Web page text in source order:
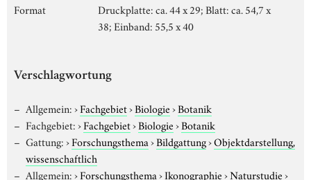
Format
Druckplatte: ca. 44 x 29; Blatt: ca. 54,7 x
38; Einband: 55,5 x 40
Verschlagwortung
Allgemein:›Fachgebiet›Biologie›Botanik
Fachgebiet:›Fachgebiet›Biologie›Botanik
Gattung:›Forschungsthema›Bildgattung›Objektdarstellung,
wissenschaftlich
Allgemein:›Forschungsthema›Ikonographie›Naturstudie›